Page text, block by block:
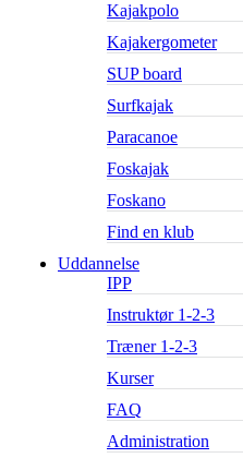
Kajakpolo
Kajakergometer
SUP board
Surfkajak
Paracanoe
Foskajak
Foskano
Find en klub
Uddannelse
IPP
Instruktør 1-2-3
Træner 1-2-3
Kurser
FAQ
Administration